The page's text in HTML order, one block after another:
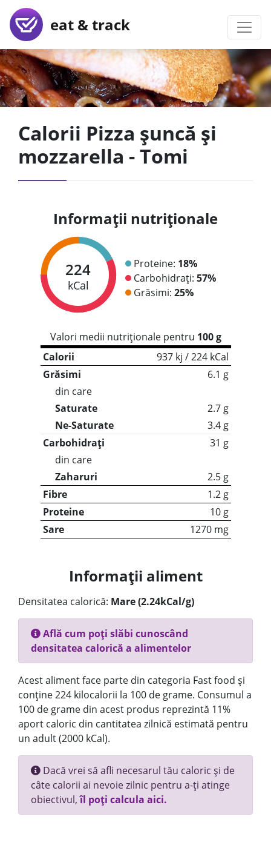
eat & track
Calorii Pizza șuncă și
mozzarella - Tomi
Informații nutriționale
224
kCal
Proteine: 18%
Carbohidrați: 57%
Grăsimi: 25%
Valori medii nutriționale pentru 100 g
Calorii
937 kj / 224 kCal
Grăsimi
6.1 g
din care
Saturate
2.7 g
Ne-Saturate
3.4 g
Carbohidrați
31 g
din care
Zaharuri
2.5 g
Fibre
1.2 g
Proteine
10 g
Sare
1270 mg
Informații aliment
Densitatea calorică: Mare (2.24kCal/g)
Află cum poți slăbi cunoscând
densitatea calorică a alimentelor
Acest aliment face parte din categoria Fast food și
conține 224 kilocalorii la 100 de grame. Consumul a
100 de grame din acest produs reprezintă 11%
aport caloric din cantitatea zilnică estimată pentru
un adult (2000 kCal).
Dacă vrei să afli necesarul tău caloric și de
câte calorii ai nevoie zilnic pentru a-ți atinge
obiectivul,îl poți calcula aici.